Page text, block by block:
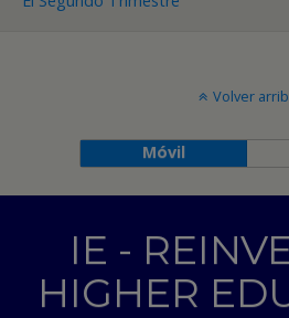
Volver
Móvil
IE -
HIGHER